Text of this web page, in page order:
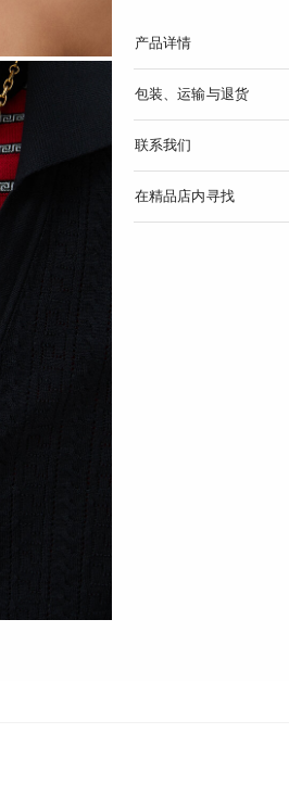
产品详情
包装、运输与退货
联系我们
在精品店内寻找